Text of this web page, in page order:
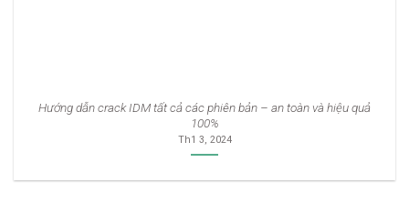
Hướng dẫn crack IDM tất cả các phiên bản – an toàn và hiệu quả
100%
Th1 3, 2024